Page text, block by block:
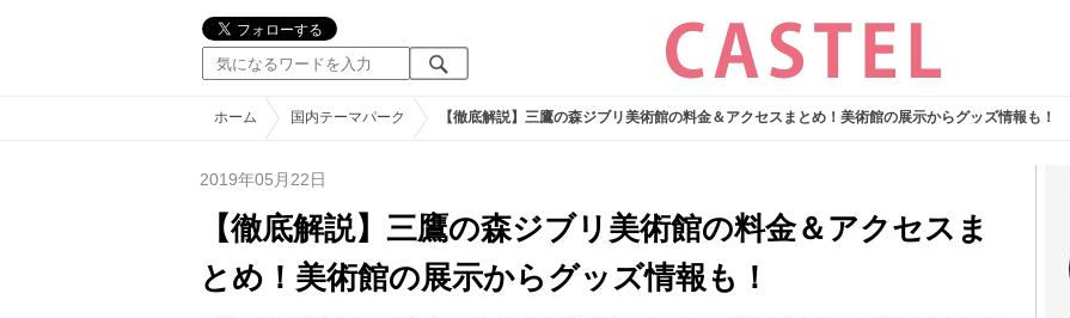
ホーム 国内テーマパーク 【徹底解説】三鷹の森ジブリ美術館の料金＆アクセスまとめ！美術館の展示からグッズ情報も！
2019年05月22日
【徹底解説】三鷹の森ジブリ美術館の料金＆アクセスま
とめ！美術館の展示からグッズ情報も！